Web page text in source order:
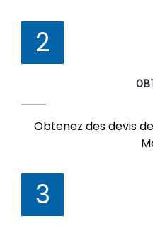
2
Obtenez des devis
3